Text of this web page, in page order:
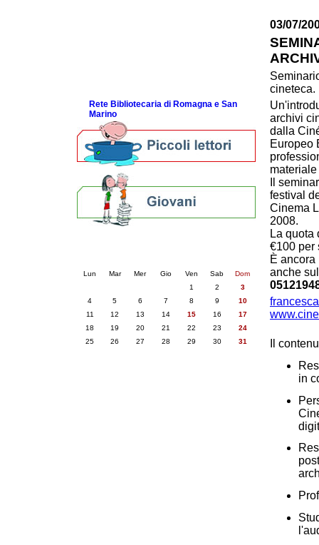
03/07/
cineteca.
archivi
dalla
Europeo
Il
festival
Cinema
2008.
La quota
€100 per
È
anche
Il
in
Rete Bibliotecaria di Romagna e San
Marino
Lun Mar Mer Gio Ven Sab
Dom
1
2
3
4
5 6 7 8 9
10
11
12 13 14 15 16
17
18
19 20 21 22 23
24
25
26 27 28 29 30 31